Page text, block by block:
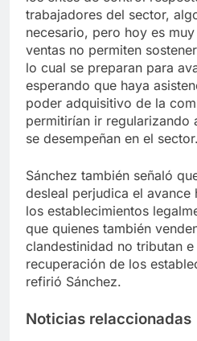
trabajadores del sector,
necesario, pero hoy es
ventas no permiten
lo cual se preparan para
esperando que haya
poder adquisitivo de la
permitirían ir regularizando
se desempeñan en el sector.
Sánchez también señaló
desleal perjudica el
los establecimientos
que quienes también
clandestinidad no tributan
recuperación de los
refirió Sánchez.
Noticias relaccionadas